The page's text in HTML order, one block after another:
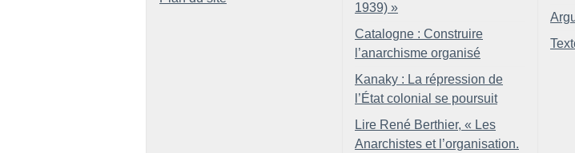
1939) »
Catalogne : Construire
l’anarchisme organisé
Kanaky : La répression de
l’État colonial se poursuit
Lire René Berthier, « Les
Anarchistes et l’organisation.